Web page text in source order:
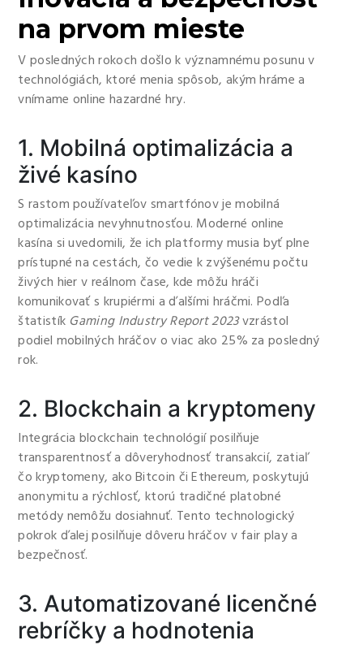
na prvom mieste
V posledných rokoch došlo k významnému posunu v
technológiách, ktoré menia spôsob, akým hráme a
vnímame online hazardné hry.
1. Mobilná optimalizácia a
živé kasíno
S rastom používateľov smartfónov je mobilná
optimalizácia nevyhnutnosťou. Moderné online
kasína si uvedomili, že ich platformy musia byť plne
prístupné na cestách, čo vedie k zvýšenému počtu
živých hier v reálnom čase, kde môžu hráči
komunikovať s krupiérmi a ďalšími hráčmi. Podľa
štatistík Gaming Industry Report 2023vzrástol
podiel mobilných hráčov o viac ako 25% za posledný
rok.
2. Blockchain a kryptomeny
Integrácia blockchain technológií posilňuje
transparentnosť a dôveryhodnosť transakcií, zatiaľ
čo kryptomeny, ako Bitcoin či Ethereum, poskytujú
anonymitu a rýchlosť, ktorú tradičné platobné
metódy nemôžu dosiahnuť. Tento technologický
pokrok ďalej posilňuje dôveru hráčov v fair play a
bezpečnosť.
3. Automatizované licenčné
rebríčky a hodnotenia